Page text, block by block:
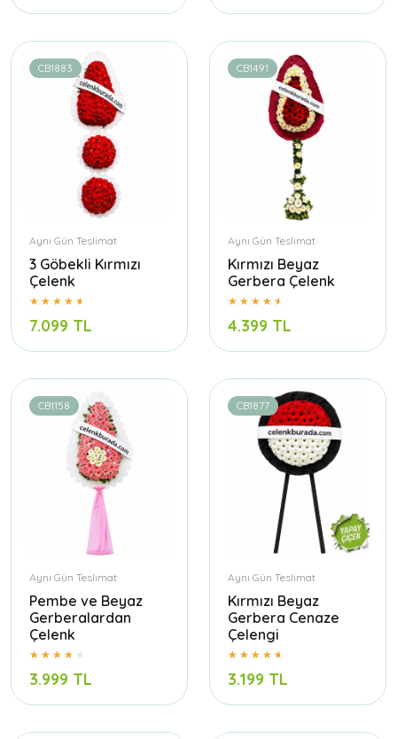
CB1883
Aynı Gün Teslimat
3 Göbekli Kırmızı
Çelenk
7.099 TL
CB1491
Aynı Gün Teslimat
Kırmızı Beyaz
Gerbera Çelenk
4.399 TL
CB1158
Aynı Gün Teslimat
Pembe ve Beyaz
Gerberalardan
Çelenk
3.999 TL
CB1877
Aynı Gün Teslimat
Kırmızı Beyaz
Gerbera Cenaze
Çelengi
3.199 TL